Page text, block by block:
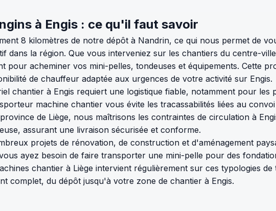
à Engis : ce qu'il faut savoir
8 kilomètres de notre dépôt à Nandrin, ce qui nous permet de
dans la région. Que vous interveniez sur les chantiers du centre-
pour acheminer vos mini-pelles, tondeuses et équipements. Cette
de chauffeur adaptée aux urgences de votre activité sur Engis.
chantier à Engis requiert une logistique fiable, notamment pour
machine chantier vous évite les tracassabilités liées au
de Liège, nous maîtrisons les contraintes de circulation à
assurant une livraison sécurisée et conforme.
projets de rénovation, de construction et d'aménagement
ayez besoin de faire transporter une mini-pelle pour des
chantier à Liège intervient régulièrement sur ces typologies
complet, du dépôt jusqu'à votre zone de chantier à Engis.